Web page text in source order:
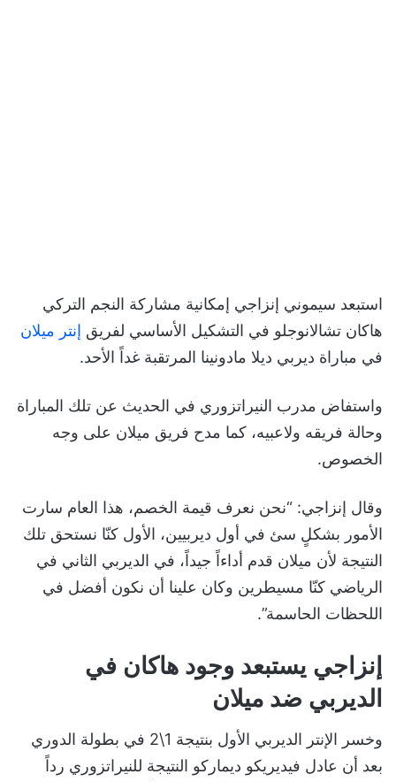
استبعد سيموني إنزاجي إمكانية مشاركة النجم التركي
هاكان تشالانوجلو في التشكيل الأساسي لفريق إنتر ميلان
في مباراة ديربي ديلا مادونينا المرتقبة غداً الأحد.
واستفاض مدرب النيراتزوري في الحديث عن تلك المباراة
وحالة فريقه ولاعبيه، كما مدح فريق ميلان على وجه
الخصوص.
وقال إنزاجي: “نحن نعرف قيمة الخصم، هذا العام سارت
الأمور بشكلٍ سئ في أول ديربيين، الأول كنّا نستحق تلك
النتيجة لأن ميلان قدم أداءاً جيداً، في الديربي الثاني في
الرياضي كنّا مسيطرين وكان علينا أن نكون أفضل في
اللحظات الحاسمة”.
إنزاجي يستبعد وجود هاكان في
الديربي ضد ميلان
وخسر الإنتر الديربي الأول بنتيجة 1\2 في بطولة الدوري
بعد أن عادل فيديريكو ديماركو النتيجة للنيراتزوري رداً